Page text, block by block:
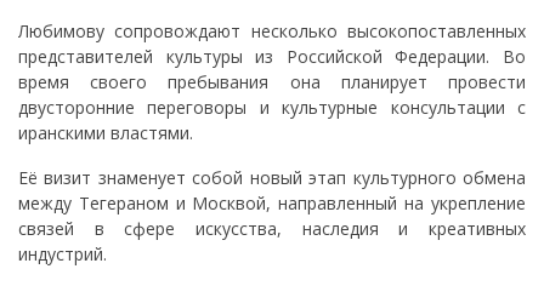
Любимову сопровождают несколько высокопоставленных
представителей культуры из Российской Федерации. Во
время своего пребывания она планирует провести
двусторонние переговоры и культурные консультации с
иранскими властями.
Её визит знаменует собой новый этап культурного обмена
между Тегераном и Москвой, направленный на укрепление
связей в сфере искусства, наследия и креативных
индустрий.